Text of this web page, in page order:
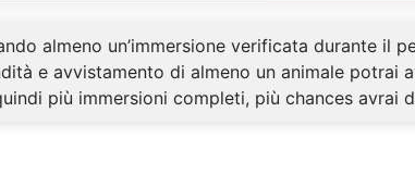
almeno un’immersione verificata durante il
e avvistamento di almeno un animale potrai
più immersioni completi, più chances avrai